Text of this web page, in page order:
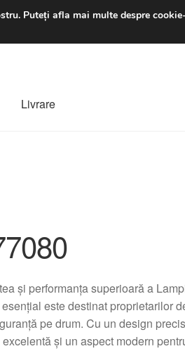
luni-vineri
Livrare
și performanța superioară a
este destinat proprietarilor
pe drum. Cu un design
și un aspect modern
Puteți afla mai multe despre